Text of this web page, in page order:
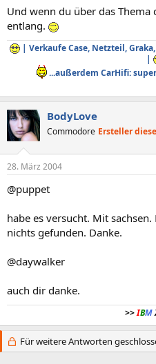
Und wenn du über das
entlang.
| Verkaufe Case, Netzteil,
|
...außerdem CarHifi:
BodyLove
Commodore Ersteller
28. März 2004
@puppet
habe es versucht. Mit
nichts gefunden. Danke.
@daywalker
auch dir danke.
>>IBM
Für weitere Antworten